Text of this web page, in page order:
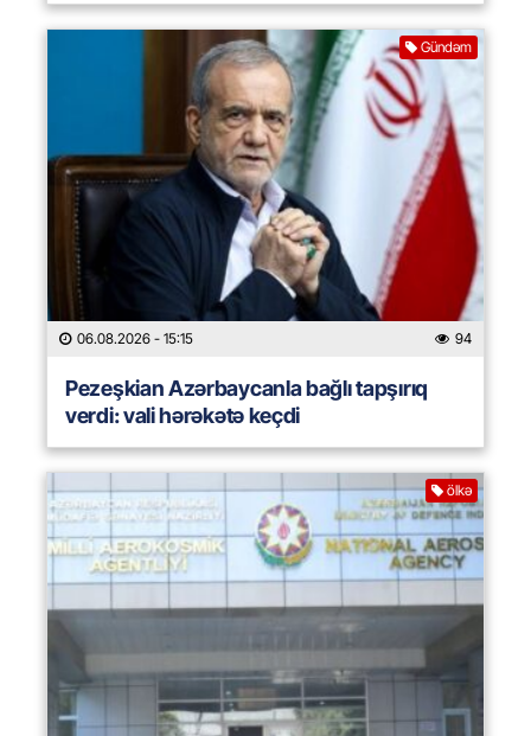
Gündəm
06.08.2026 - 15:15 94
Pezeşkian Azərbaycanla bağlı tapşırıq
verdi: vali hərəkətə keçdi
ölkə